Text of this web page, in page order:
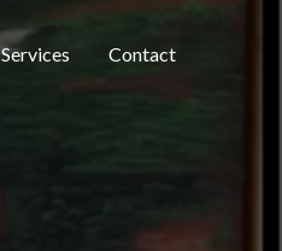
Services Contact